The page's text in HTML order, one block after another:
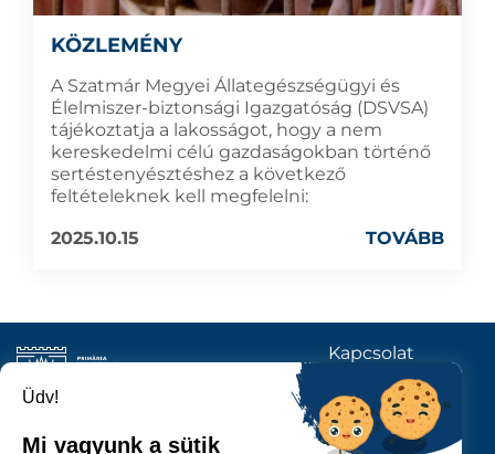
KÖZLEMÉNY
A Szatmár Megyei Állategészségügyi és
Élelmiszer-biztonsági Igazgatóság (DSVSA)
tájékoztatja a lakosságot, hogy a nem
kereskedelmi célú gazdaságokban történő
sertéstenyésztéshez a következő
feltételeknek kell megfelelni:
2025.10.15
TOVÁBB
Kapcsolat
KÖVESSENEK
Üdv!
Mi vagyunk a sütik